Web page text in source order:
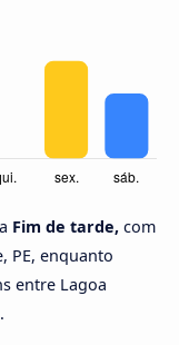
Fim de tarde, com
PE, enquanto
entre Lagoa